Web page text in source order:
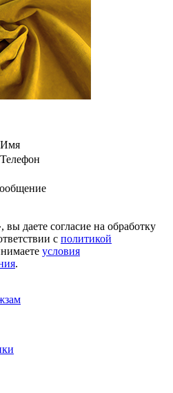
Имя
Телефон
даете согласие на обработку
с политикой
условия
.